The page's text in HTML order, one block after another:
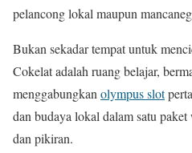
pelancong lokal maupun
Bukan sekadar tempat untuk
Cokelat adalah ruang belajar,
menggabungkan olympus slot
dan budaya lokal dalam satu
dan pikiran.